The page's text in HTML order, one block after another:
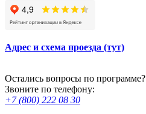
Адрес и схема проезда (тут)
Остались вопросы по программе?
Звоните по телефону:
+7 (800) 222 08 30